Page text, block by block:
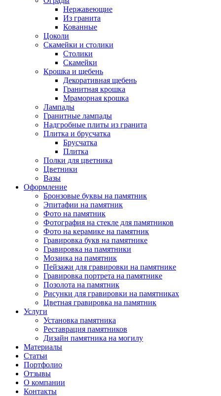
Нержавеющие
Из гранита
Кованные
Цоколи
Скамейки и столики
Столики
Скамейки
Крошка и щебень
Декоративная щебень
Гранитная крошка
Мраморная крошка
Лампады
Гранитные лампады
Надгробные плиты из гранита
Плитка и брусчатка
Брусчатка
Плитка
Полки для цветника
Цветники
Вазы
Оформление
Бронзовые буквы на памятник
Эпитафии на памятник
Фото на памятник
Фотография на стекле для памятников
Фото на керамике на памятник
Гравировка букв на памятнике
Гравировка на памятники
Мозаика на памятник
Пейзажи для гравировки на памятнике
Гравировка портрета на памятнике
Позолота на памятник
Рисунки для гравировки на памятниках
Цветная гравировка на памятник
Услуги
Установка памятника
Реставрация памятников
Дизайн памятника на могилу
Материалы
Статьи
Портфолио
Отзывы
О компании
Контакты